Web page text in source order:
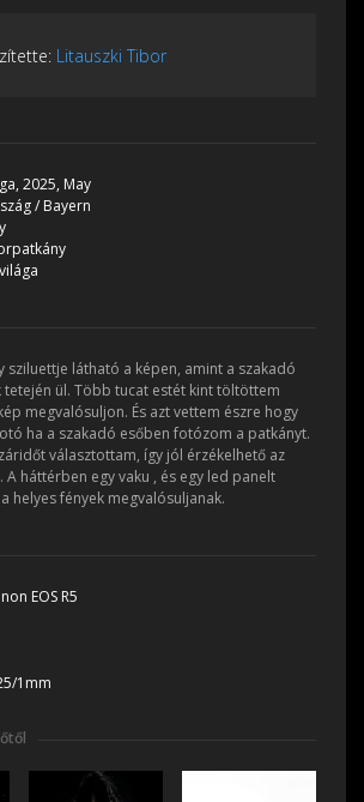
Litauszki Tibor
2025, May
/ Bayern
sziluettje látható a képen, amint a szakadó
tetején ül. Több tucat estét kint töltöttem
megvalósuljon. És azt vettem észre hogy
ha a szakadó esőben fotózom a patkányt.
választottam, így jól érzékelhető az
A háttérben egy vaku , és egy led panelt
helyes fények megvalósuljanak.
EOS R5
1mm